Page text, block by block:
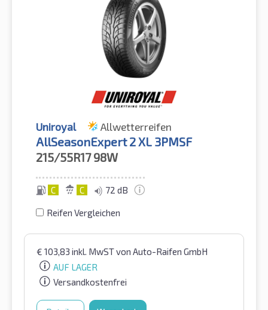
Uniroyal Allwetterreifen
AllSeasonExpert 2 XL 3PMSF
215/55R17 98W
C C 72 dB
Reifen Vergleichen
€ 103,83 inkl. MwSTvon Auto-Raifen GmbH
AUF LAGER
Versandkostenfrei